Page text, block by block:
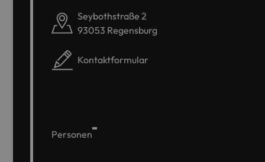
Seybothstraße 2
93053 Regensburg
Kontaktformular
Personen